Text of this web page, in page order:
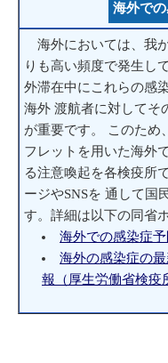
海外で
海外においては、我
りも高い頻度で発生し
外滞在中にこれらの感
海外 渡航者に対してそ
が重要です。 このため
フレットを用いた海外
る注意喚起を各検疫所
ージやSNSを 通して国
す。詳細は以下の同省
海外での感染症
海外の感染症の
報（厚生労働省検疫